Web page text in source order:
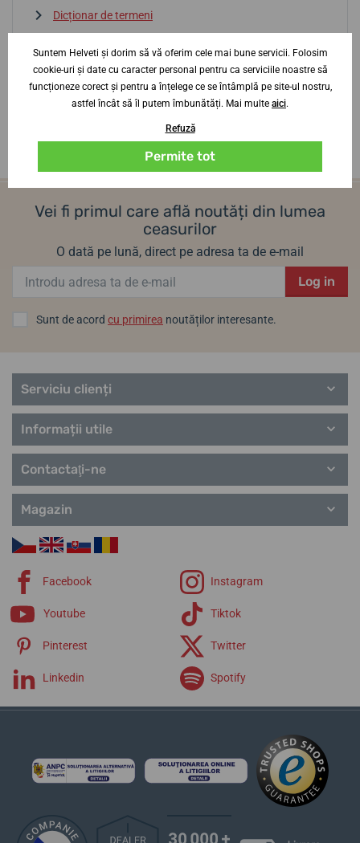
Dicționar de termeni
Rezistența la apă? Cum să vă orientați
Importul gri și contrafacerile — atenție
Intrați în centrul de consiliere
Vei fi primul care află noutăți din lumea
ceasurilor
O dată pe lună, direct pe adresa ta de e-mail
Log in
Sunt de acord cu primirea noutăților interesante.
Serviciu clienți
Informații utile
Contactaţi-ne
Magazin
Facebook Instagram
Youtube Tiktok
Pinterest Twitter
Linkedin Spotify
Suntem Helveti și dorim să vă oferim cele mai bune servicii. Folosim
cookie-uri și date cu caracter personal pentru ca serviciile noastre să
funcționeze corect și pentru a înțelege ce se întâmplă pe site-ul nostru,
astfel încât să îl putem îmbunătăți. Mai multe aici.
Refuză
Permite tot